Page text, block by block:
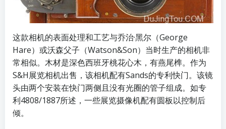
这款相机的表面处理和工艺与乔治·黑尔（George
Hare）或沃森父子（Watson&Son）当时生产的相机非
常相似。木材是深色西班牙桃花心木，有燕尾榫。作为
S&H展览相机出售，该相机配有Sands的专利快门。该镜
头由两个安装在快门两侧且没有光圈的管子组成。如专
利4808/1887所述，一些展览摄像机配有圆板以控制后
倾。